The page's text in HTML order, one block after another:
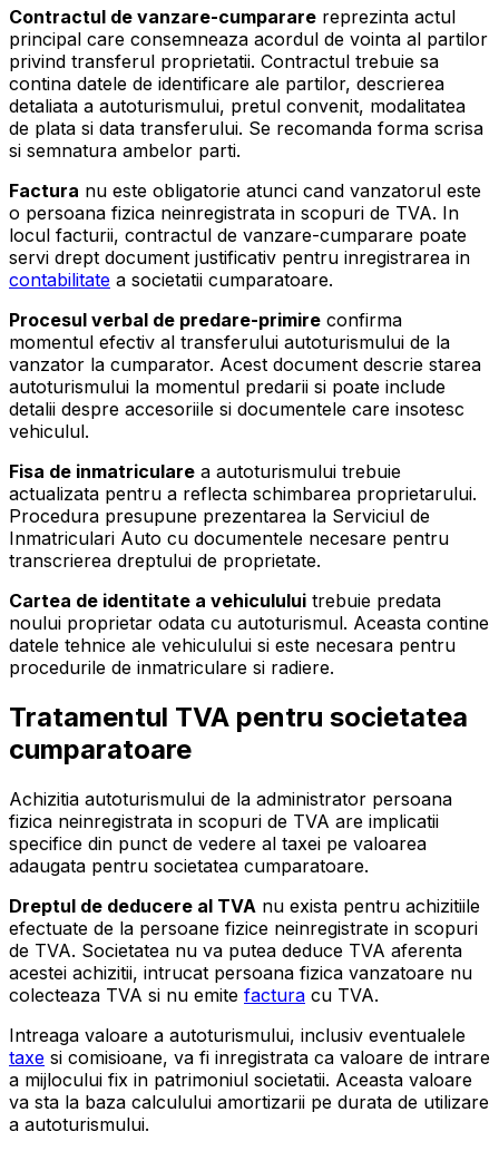
Contractul de vanzare-cumparare reprezinta actul
principal care consemneaza acordul de vointa al partilor
privind transferul proprietatii. Contractul trebuie sa
contina datele de identificare ale partilor, descrierea
detaliata a autoturismului, pretul convenit, modalitatea
de plata si data transferului. Se recomanda forma scrisa
si semnatura ambelor parti.
Factura nu este obligatorie atunci cand vanzatorul este
o persoana fizica neinregistrata in scopuri de TVA. In
locul facturii, contractul de vanzare-cumparare poate
servi drept document justificativ pentru inregistrarea in
contabilitate a societatii cumparatoare.
Procesul verbal de predare-primire confirma
momentul efectiv al transferului autoturismului de la
vanzator la cumparator. Acest document descrie starea
autoturismului la momentul predarii si poate include
detalii despre accesoriile si documentele care insotesc
vehiculul.
Fisa de inmatriculare a autoturismului trebuie
actualizata pentru a reflecta schimbarea proprietarului.
Procedura presupune prezentarea la Serviciul de
Inmatriculari Auto cu documentele necesare pentru
transcrierea dreptului de proprietate.
Cartea de identitate a vehiculului trebuie predata
noului proprietar odata cu autoturismul. Aceasta contine
datele tehnice ale vehiculului si este necesara pentru
procedurile de inmatriculare si radiere.
Tratamentul TVA pentru societatea
cumparatoare
Achizitia autoturismului de la administrator persoana
fizica neinregistrata in scopuri de TVA are implicatii
specifice din punct de vedere al taxei pe valoarea
adaugata pentru societatea cumparatoare.
Dreptul de deducere al TVA nu exista pentru achizitiile
efectuate de la persoane fizice neinregistrate in scopuri
de TVA. Societatea nu va putea deduce TVA aferenta
acestei achizitii, intrucat persoana fizica vanzatoare nu
colecteaza TVA si nu emite factura cu TVA.
Intreaga valoare a autoturismului, inclusiv eventualele
taxe si comisioane, va fi inregistrata ca valoare de intrare
a mijlocului fix in patrimoniul societatii. Aceasta valoare
va sta la baza calculului amortizarii pe durata de utilizare
a autoturismului.